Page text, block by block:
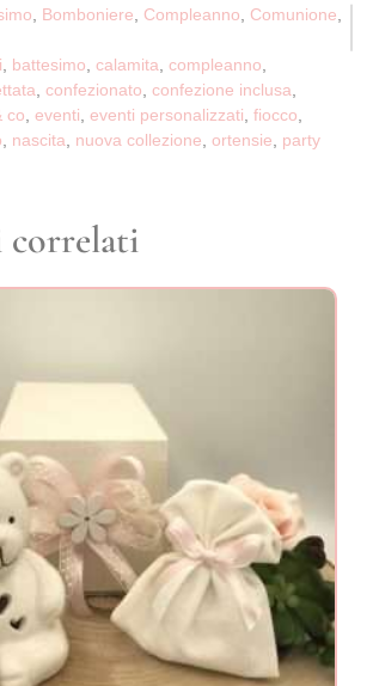
Bomboniere Compleanno Comunione
battesimo calamita compleanno
confezionato confezione inclusa
co eventi eventi personalizzati fiocco
nascita nuova collezione ortensie
party